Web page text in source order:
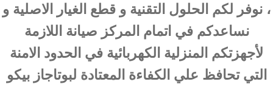
، نوفر لكم الحلول التقنية و قطع الغيار الاصلية و
نساعدكم في اتمام المركز صيانة اللازمة
لأجهزتكم المنزلية الكهربائية في الحدود الامنة
التي تحافظ علي الكفاءة المعتادة لبوتاجاز بيكو